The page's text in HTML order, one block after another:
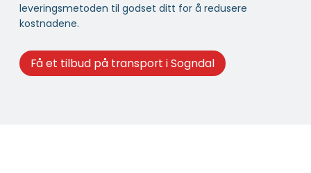
leveringsmetoden til godset ditt for å redusere
kostnadene.
Få et tilbud på transport i Sogndal